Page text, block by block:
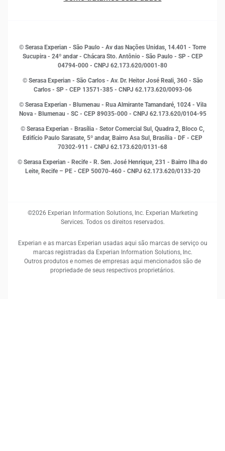
Inovação e Tecnologia
Leis e impostos
Marketing
Open Finance
Proteção de Dados
Sustentabilidade Corporativa
Sala de Imprensa
© Serasa Experian - São Paulo - Av das Nações Unidas, 14.401 - Torre
Sucupira - 24º andar - Chácara Sto. Antônio - São Paulo - SP - CEP
04794-000 - CNPJ 62.173.620/0001-80
© Serasa Experian - São Carlos - Av. Dr. Heitor José Reali, 360 - São
Carlos - SP - CEP 13571-385 - CNPJ 62.173.620/0093-06
© Serasa Experian - Blumenau - Rua Almirante Tamandaré, 1024 - Vila
Nova - Blumenau - SC - CEP 89035-000 - CNPJ 62.173.620/0104-95
© Serasa Experian - Brasília - Setor Comercial Sul, Quadra 2, Bloco C,
Edifício Paulo Sarasate, 5º andar, Bairro Asa Sul, Brasília - DF - CEP
70302-911 - CNPJ 62.173.620/0131-68
© Serasa Experian - Recife - R. Sen. José Henrique, 231 - Bairro Ilha do
Leite, Recife – PE - CEP 50070-460 - CNPJ 62.173.620/0133-20
©2026 Experian Information Solutions, Inc. Experian Marketing
Services. Todos os direitos reservados.
Experian e as marcas Experian usadas aqui são marcas de serviço ou
marcas registradas da Experian Information Solutions, Inc.
Outros produtos e nomes de empresas aqui mencionados são de
propriedade de seus respectivos proprietários.